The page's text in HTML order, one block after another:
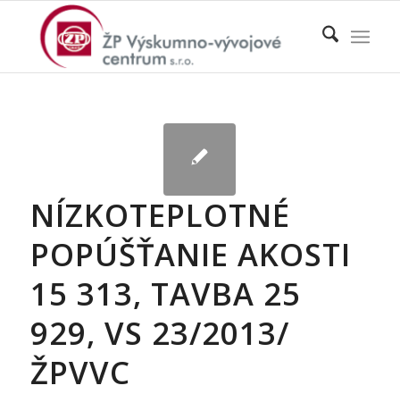
NÍZKOTEPLOTNÉ
POPÚŠŤANIE AKOSTI
15 313, TAVBA 25
929, VS 23/2013/
ŽPVVC